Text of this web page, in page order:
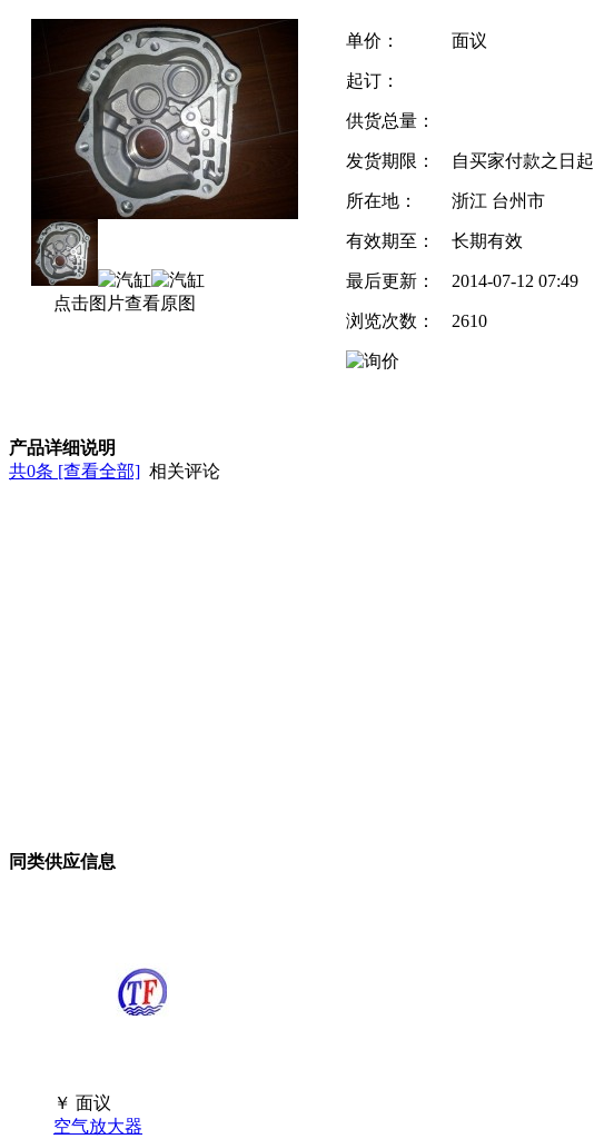
点击图片查看原图
单价： 面议
起订：
供货总量：
发货期限： 自买家付款之日起
所在地： 浙江 台州市
有效期至： 长期有效
最后更新： 2014-07-12 07:49
浏览次数： 2610
产品详细说明
共0条 [查看全部] 相关评论
同类供应信息
￥ 面议
空气放大器